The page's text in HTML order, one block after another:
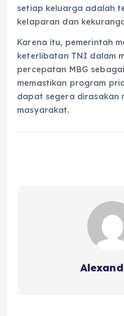
setiap keluarga adalah
kelaparan dan
Karena itu, pemerintah
keterlibatan TNI dalam
percepatan MBG
memastikan program
dapat segera dirasakan
masyarakat.